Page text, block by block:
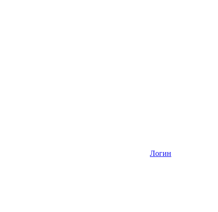
Логин